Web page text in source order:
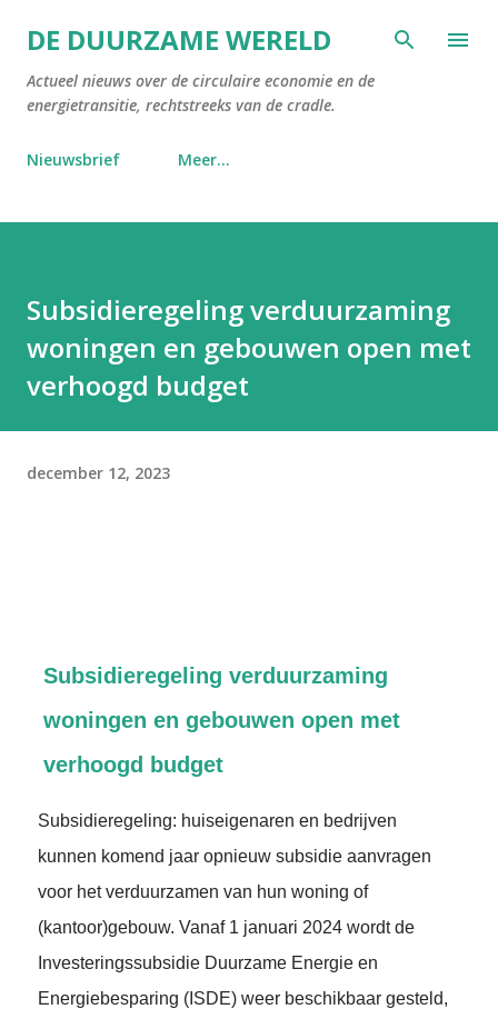
Doorgaan naar hoofdcontent
DE DUURZAME WERELD
Actueel nieuws over de circulaire economie en de
energietransitie, rechtstreeks van de cradle.
Nieuwsbrief Meer…
Subsidieregeling verduurzaming
woningen en gebouwen open met
verhoogd budget
december 12, 2023
Subsidieregeling verduurzaming
woningen en gebouwen open met
verhoogd budget
Subsidieregeling: huiseigenaren en bedrijven
kunnen komend jaar opnieuw subsidie aanvragen
voor het verduurzamen van hun woning of
(kantoor)gebouw. Vanaf 1 januari 2024 wordt de
Investeringssubsidie Duurzame Energie en
Energiebesparing (ISDE) weer beschikbaar gesteld,